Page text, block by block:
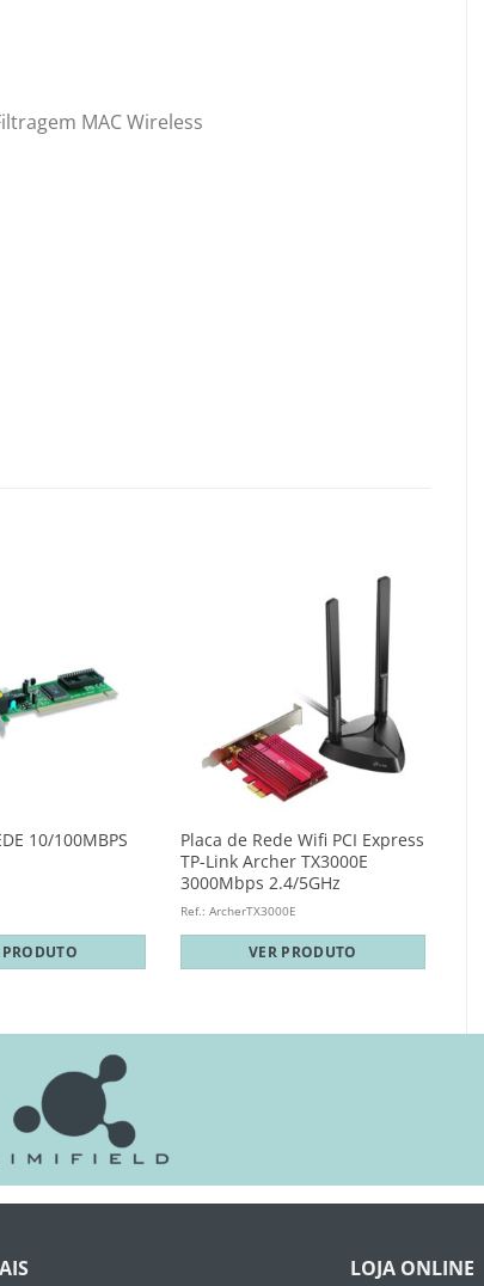
MAC Wireless
10/100MBPS
PRODUTO
Placa de Rede Wifi PCI Express
TP-Link Archer TX3000E
3000Mbps 2.4/5GHz
Ref.: ArcherTX3000E
VER PRODUTO
LOJA ONLINE